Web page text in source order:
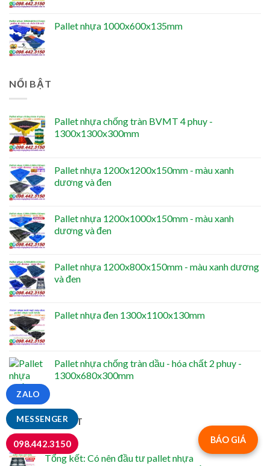
Pallet nhựa 1000x600x135mm
NỔI BẬT
Pallet nhựa chống tràn BVMT 4 phuy -
1300x1300x300mm
Pallet nhựa 1200x1200x150mm - màu xanh
dương và đen
Pallet nhựa 1200x1000x150mm - màu xanh
dương và đen
Pallet nhựa 1200x800x150mm - màu xanh dương
và đen
Pallet nhựa đen 1300x1100x130mm
Pallet nhựa chống tràn dầu - hóa chất 2 phuy -
1300x680x300mm
TIN MỚI NHẤT
Tổng kết: Có nên đầu tư pallet nhựa
BÁO GIÁ
MESSENGER
ZALO
098.442.3150